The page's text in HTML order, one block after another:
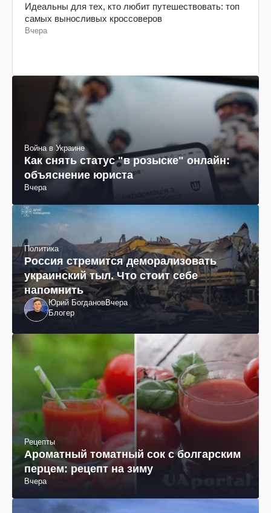
Идеальны для тех, кто любит путешествовать: топ
самых выносливых кроссоверов
Вчера
Война в Украине
Как снять статус "в розыске" онлайн:
объяснение юриста
Вчера
Политика
Россия стремится деморализовать
украинский тыл. Что стоит себе
напомнить
Юрий БогдановВчера
Блогер
Рецепты
Ароматный томатный сок с болгарским
перцем: рецепт на зиму
Вчера